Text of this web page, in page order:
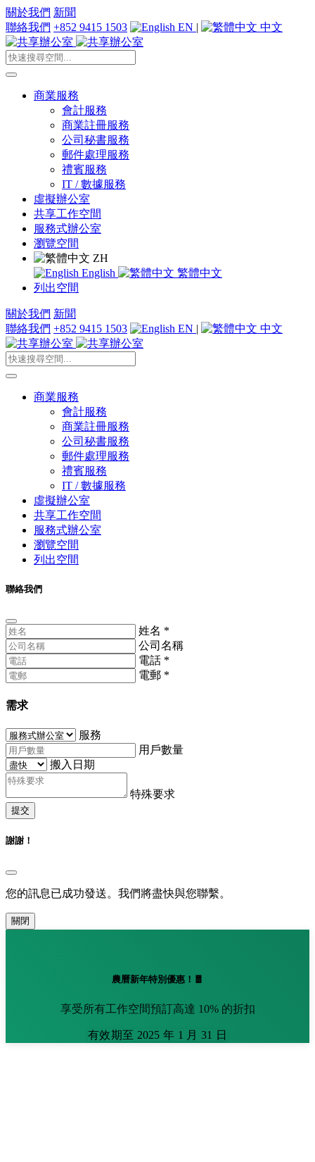
關於我們 新聞
聯絡我們 +852 9415 1503 EN | 中文
商業服務
會計服務
商業註冊服務
公司秘書服務
郵件處理服務
禮賓服務
IT / 數據服務
虛擬辦公室
共享工作空間
服務式辦公室
瀏覽空間
ZH
English
繁體中文
列出空間
關於我們 新聞
聯絡我們 +852 9415 1503 EN | 中文
商業服務
會計服務
商業註冊服務
公司秘書服務
郵件處理服務
禮賓服務
IT / 數據服務
虛擬辦公室
共享工作空間
服務式辦公室
瀏覽空間
列出空間
聯絡我們
姓名 *
公司名稱
電話 *
電郵 *
需求
服務
用戶數量
搬入日期
特殊要求
提交
謝謝！
您的訊息已成功發送。我們將盡快與您聯繫。
關閉
農曆新年特別優惠！🧧
享受所有工作空間預訂高達 10% 的折扣
有效期至 2025 年 1 月 31 日